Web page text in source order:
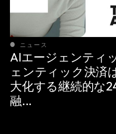
ニュース
AIエージェンティ
ェンティック決済
大化する継続的な
融...